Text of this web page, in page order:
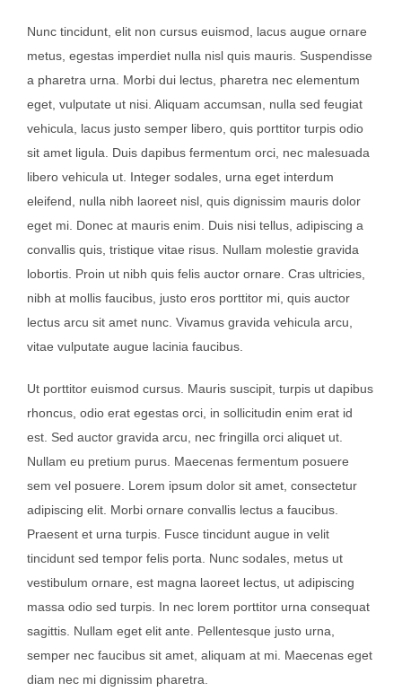
Nunc tincidunt, elit non cursus euismod, lacus augue ornare
metus, egestas imperdiet nulla nisl quis mauris. Suspendisse
a pharetra urna. Morbi dui lectus, pharetra nec elementum
eget, vulputate ut nisi. Aliquam accumsan, nulla sed feugiat
vehicula, lacus justo semper libero, quis porttitor turpis odio
sit amet ligula. Duis dapibus fermentum orci, nec malesuada
libero vehicula ut. Integer sodales, urna eget interdum
eleifend, nulla nibh laoreet nisl, quis dignissim mauris dolor
eget mi. Donec at mauris enim. Duis nisi tellus, adipiscing a
convallis quis, tristique vitae risus. Nullam molestie gravida
lobortis. Proin ut nibh quis felis auctor ornare. Cras ultricies,
nibh at mollis faucibus, justo eros porttitor mi, quis auctor
lectus arcu sit amet nunc. Vivamus gravida vehicula arcu,
vitae vulputate augue lacinia faucibus.
Ut porttitor euismod cursus. Mauris suscipit, turpis ut dapibus
rhoncus, odio erat egestas orci, in sollicitudin enim erat id
est. Sed auctor gravida arcu, nec fringilla orci aliquet ut.
Nullam eu pretium purus. Maecenas fermentum posuere
sem vel posuere. Lorem ipsum dolor sit amet, consectetur
adipiscing elit. Morbi ornare convallis lectus a faucibus.
Praesent et urna turpis. Fusce tincidunt augue in velit
tincidunt sed tempor felis porta. Nunc sodales, metus ut
vestibulum ornare, est magna laoreet lectus, ut adipiscing
massa odio sed turpis. In nec lorem porttitor urna consequat
sagittis. Nullam eget elit ante. Pellentesque justo urna,
semper nec faucibus sit amet, aliquam at mi. Maecenas eget
diam nec mi dignissim pharetra.